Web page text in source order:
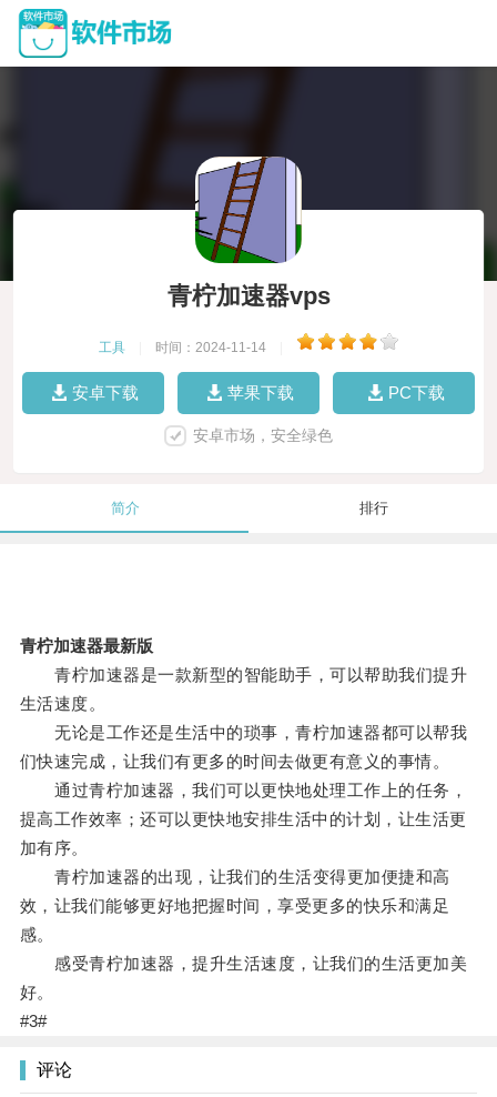
青柠加速器vps
工具 时间：2024-11-14
安卓下载 苹果下载 PC下载
安卓市场，安全绿色
简介 排行
青柠加速器最新版
青柠加速器是一款新型的智能助手，可以帮助我们提升
生活速度。
无论是工作还是生活中的琐事，青柠加速器都可以帮我
们快速完成，让我们有更多的时间去做更有意义的事情。
通过青柠加速器，我们可以更快地处理工作上的任务，
提高工作效率；还可以更快地安排生活中的计划，让生活更
加有序。
青柠加速器的出现，让我们的生活变得更加便捷和高
效，让我们能够更好地把握时间，享受更多的快乐和满足
感。
感受青柠加速器，提升生活速度，让我们的生活更加美
好。
#3#
评论